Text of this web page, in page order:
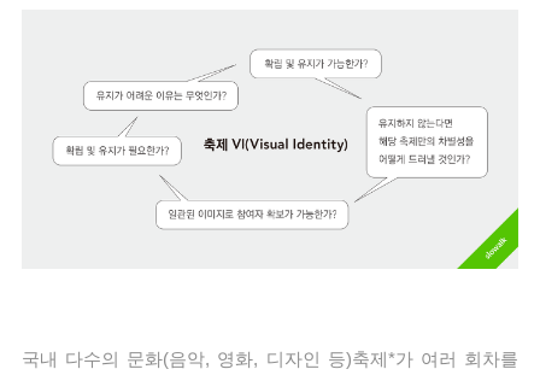
국내 다수의 문화(음악, 영화, 디자인 등)축제*가 여러 회차를